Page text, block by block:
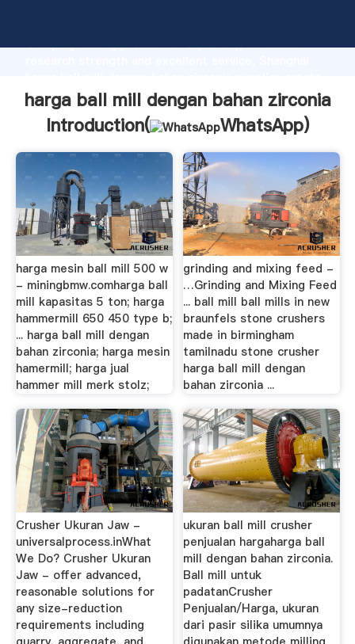
Grasping strong production capability, advanced
the value and bring values to all of customers.
harga ball mill dengan bahan zirconia
Introduction(
WhatsApp)
harga mesin ball mill 500 w
- miningbmw.comharga ball
mill kapasitas 5 ton; harga
hammermill 650 450 type b;
... harga ball mill dengan
bahan zirconia; harga mesin
hamermill; harga jual
hammer mill merk stolz;
grinding and mixing feed -
…Grinding and Mixing Feed
... ball mill ball mills in new
braunfels stone crushers
made in birmingham
tamilnadu stone crusher
harga ball mill dengan
bahan zirconia ...
Crusher Ukuran Jaw -
universalprocess.inWhat
We Do? Crusher Ukuran
Jaw - offer advanced,
reasonable solutions for
any size-reduction
requirements including
ukuran ball mill crusher
penjualan hargaharga ball
mill dengan bahan zirconia.
Ball mill untuk
padatanCrusher
Penjualan/Harga, ukuran
dari pasir silika umumnya